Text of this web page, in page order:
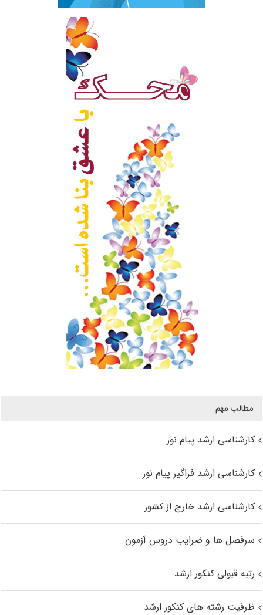
مطالب مهم
کارشناسی ارشد پیام نور
کارشناسی ارشد فراگیر پیام نور
کارشناسی ارشد خارج از کشور
سرفصل ها و ضرایب دروس آزمون
رتبه قبولی کنکور ارشد
ظرفیت رشته های کنکور ارشد